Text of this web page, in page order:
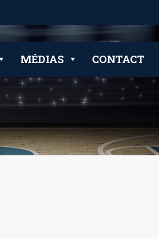
MÉDIAS CONTACT